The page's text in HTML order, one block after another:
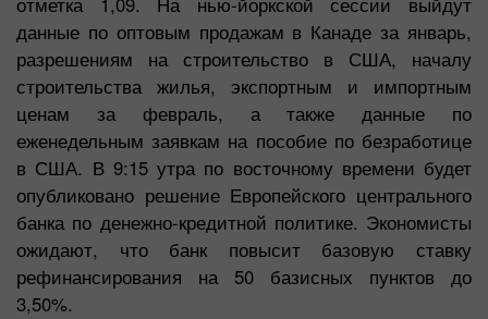
данные по оптовым продажам в Канаде за январь,
разрешениям на строительство в США, началу
строительства жилья, экспортным и импортным
ценам за февраль, а также данные по
еженедельным заявкам на пособие по безработице
в США. В 9:15 утра по восточному времени будет
опубликовано решение Европейского центрального
банка по денежно-кредитной политике. Экономисты
ожидают, что банк повысит базовую ставку
рефинансирования на 50 базисных пунктов до
3,50%.